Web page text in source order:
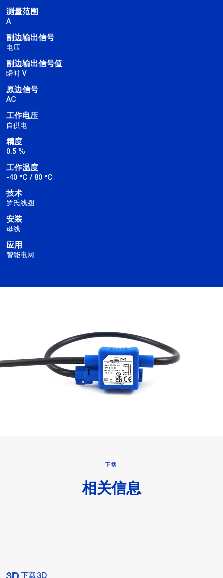
测量范围
A
副边输出信号
电压
副边输出信号值
瞬时 V
原边信号
AC
工作电压
自供电
精度
0.5 %
工作温度
-40 °C / 80 °C
技术
罗氏线圈
安装
母线
应用
智能电网
下载
相关信息
下载3D